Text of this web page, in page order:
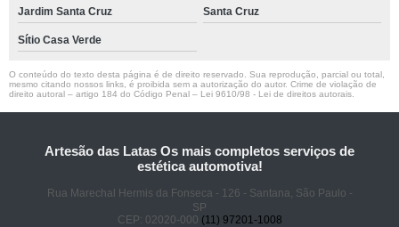
Jardim Santa Cruz Santa Cruz
Sítio Casa Verde
O conteúdo do texto desta página é de direito reservado. Sua reprodução, parcial ou total,
mesmo citando nossos links, é proibida sem a autorização do autor. Crime de violação de
direito autoral – artigo 184 do Código Penal – Lei 9610/98 - Lei de direitos autorais
Artesão das Latas Os mais completos serviços de
estética automotiva!
Rua Marechal Hermis da Fonseca - 126 - Santana, São Paulo -
SP
CEP: 02020-000 (11) 97201-1008